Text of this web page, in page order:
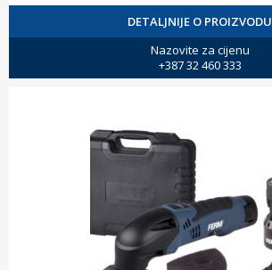
DETALJNIJE O PROIZVODU
Nazovite za cijenu
+387 32 460 333